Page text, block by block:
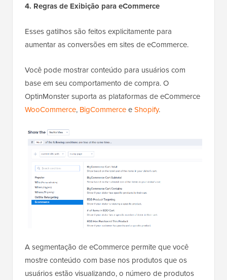
4. Regras de Exibição para eCommerce
Esses gatilhos são feitos explicitamente para
aumentar as conversões em sites de eCommerce.
Você pode mostrar conteúdo para usuários com
base em seu comportamento de compra. O
OptinMonster suporta as plataformas de eCommerce
WooCommerce, BigCommerceeShopify.
A segmentação de eCommerce permite que você
mostre conteúdo com base nos produtos que os
usuários estão visualizando, o número de produtos